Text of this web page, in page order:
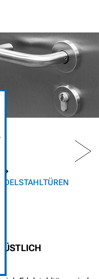
NEXT
EDELSTAHLTÜREN